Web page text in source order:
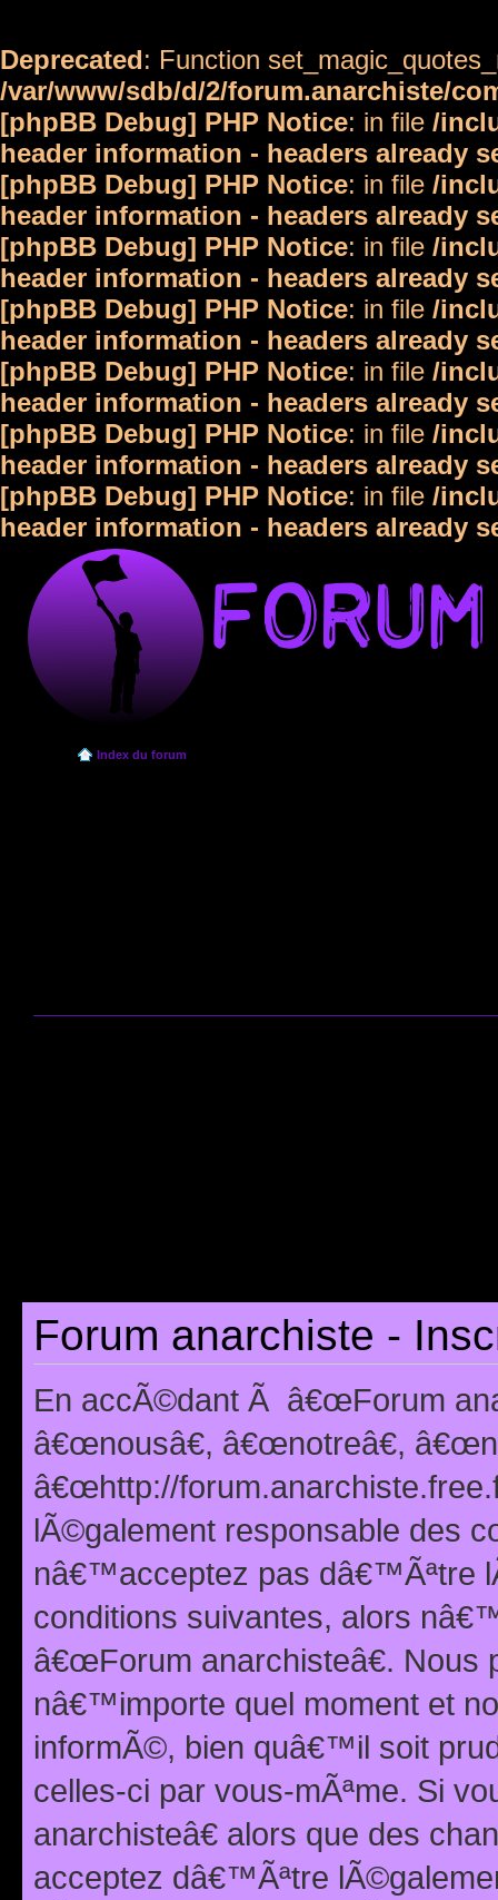
Deprecated: Function
/var/www/sdb/d/2/forum.anarchiste/
[phpBB Debug] PHP Notice: in file /
header information - headers already
[phpBB Debug] PHP Notice: in file /
header information - headers already
[phpBB Debug] PHP Notice: in file /
header information - headers already
[phpBB Debug] PHP Notice: in file /
header information - headers already
[phpBB Debug] PHP Notice: in file /
header information - headers already
[phpBB Debug] PHP Notice: in file /
header information - headers already
[phpBB Debug] PHP Notice: in file /
header information - headers already
Index du forum
Forum anarchiste -
En accÃ©dant Ã â€œForum
â€œnousâ€, â€œnotreâ€,
â€œhttp://
lÃ©galement responsable des
nâ€™acceptez pas dâ€™Ãªtre
conditions suivantes, alors
â€œForum anarchisteâ€.
nâ€™importe quel moment et
informÃ©, bien quâ€™il soit
celles-ci par vous-mÃªme. Si
anarchisteâ€ alors que des
acceptez dâ€™Ãªtre